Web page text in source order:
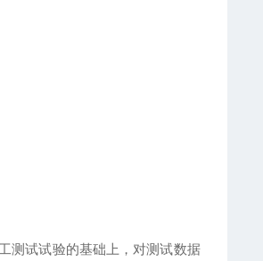
测试试验的基础上，对测试数据